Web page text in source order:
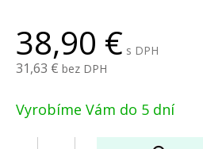
38,90 s DPH
31,63 bez DPH
Vyrobíme Vám do 5 dní